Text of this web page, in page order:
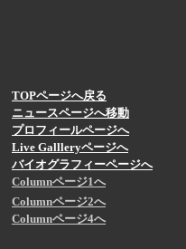
TOPページへ戻る
ニュースページへ移動
プロフィールページへ
Live Gallleryページへ
バイオグラフィーページへ
Columnページ1へ
Columnページ2へ
Columnページ4へ